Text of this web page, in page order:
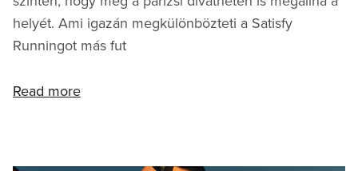
helyét. Ami igazán megkülönbözteti a Satisfy
Runningot más fut
Read more